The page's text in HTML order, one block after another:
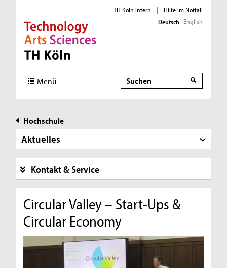
Direkt zur Hauptnavigation
Direkt zur Subnavigation
Direkt zum Inhalt
Direkt zum Fußbereich
TH Köln intern |
Hilfe im Notfall
Deutsch English
Menü Suche
Hochschule
Aktuelles
Kontakt & Service
Circular Valley – Start-Ups &
Circular Economy